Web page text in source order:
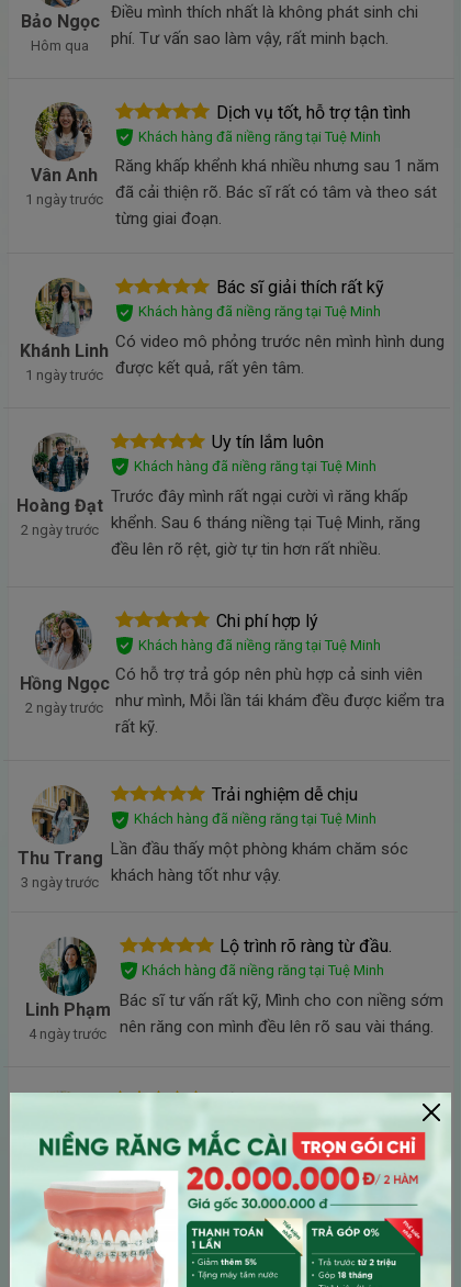
Ai đó đang nhập bình luận...
Điều mình thích nhất là không phát sinh chi
phí. Tư vấn sao làm vậy, rất minh bạch.
Bảo Ngọc
Hôm qua
Răng khấp khểnh khá nhiều nhưng sau 1 năm
đã cải thiện rõ. Bác sĩ rất có tâm và theo sát
từng giai đoạn.
Vân Anh
1 ngày trước
Dịch vụ tốt, hỗ trợ tận tình
Khách hàng đã niềng răng tại Tuệ Minh
Có video mô phỏng trước nên mình hình dung
được kết quả, rất yên tâm.
Khánh Linh
1 ngày trước
Bác sĩ giải thích rất kỹ
Khách hàng đã niềng răng tại Tuệ Minh
Trước đây mình rất ngại cười vì răng khấp
khểnh. Sau 6 tháng niềng tại Tuệ Minh, răng
đều lên rõ rệt, giờ tự tin hơn rất nhiều.
Hoàng Đạt
2 ngày trước
Uy tín lắm luôn
Khách hàng đã niềng răng tại Tuệ Minh
Có hỗ trợ trả góp nên phù hợp cả sinh viên
như mình, Mỗi lần tái khám đều được kiểm tra
rất kỹ.
Hồng Ngọc
2 ngày trước
Chi phí hợp lý
Khách hàng đã niềng răng tại Tuệ Minh
Lần đầu thấy một phòng khám chăm sóc
khách hàng tốt như vậy.
Thu Trang
3 ngày trước
Trải nghiệm dễ chịu
Khách hàng đã niềng răng tại Tuệ Minh
Bác sĩ tư vấn rất kỹ, Mình cho con niềng sớm
nên răng con mình đều lên rõ sau vài tháng.
Linh Phạm
4 ngày trước
Lộ trình rõ ràng từ đầu.
Khách hàng đã niềng răng tại Tuệ Minh
Mình yên tâm vì bác sĩ theo sát từng giai
đoạn. Rất hài lòng khi chọn niềng răng cho
con tại đây
6 ngày trước